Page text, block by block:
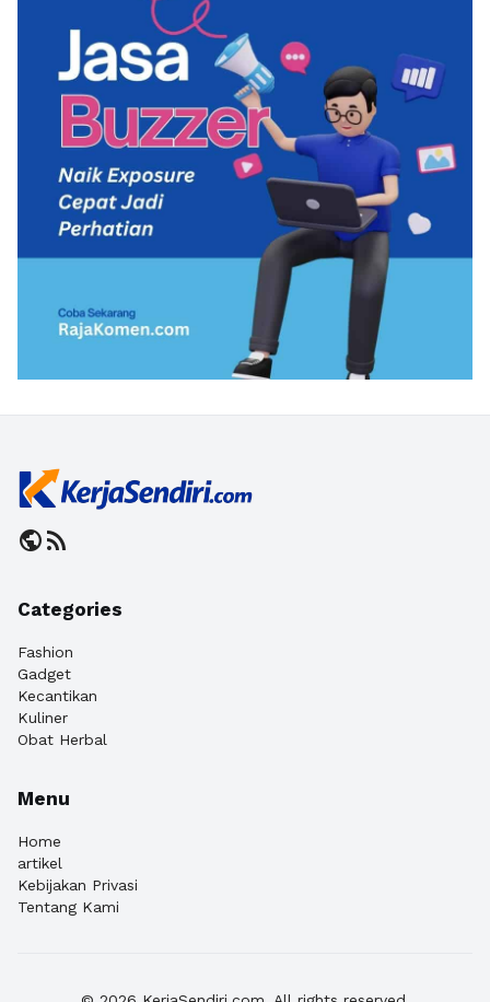
publicrss_feed
Categories
Fashion
Gadget
Kecantikan
Kuliner
Obat Herbal
Menu
Home
artikel
Kebijakan Privasi
Tentang Kami